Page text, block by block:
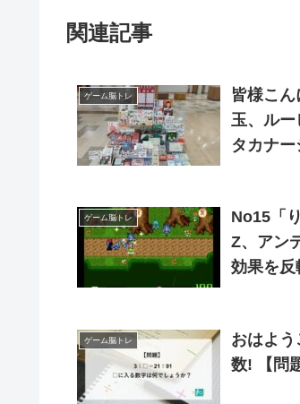
関連記事
ゲーム脳トレ
皆様こんにちは? 只今『ゲームで遊ぼ
玉、ルービックキュー
タカナーシな
ゲーム脳トレ
No15「
Z、アン
効果を反
ゲーム脳トレ
おはよ